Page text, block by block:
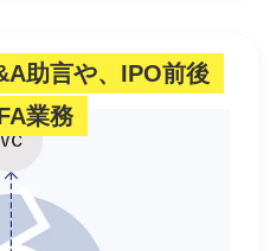
助言や、IPO前後
業務